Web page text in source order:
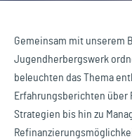
Gemeinsam mit unserem
Jugendherbergswerk
beleuchten das Thema
Erfahrungsberichten über
Strategien bis hin zu